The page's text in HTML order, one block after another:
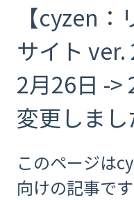
【cyzen
サイト
2月26日 ->
変更しまし
このページは
向けの記事です